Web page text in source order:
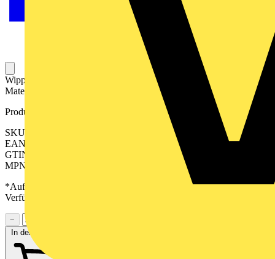
Wippe, Bronze gebürstet für Schalter 3fach Art.-Nr.: 5306 EU
Material: Metall, PVD-beschichtet Maße (B x H): 70 x 70 mm
Produktkennzeichen
SKU: BRG993
EAN: 4011377373754
GTIN: 4011377373754
MPN: BRG 993
*Auf Anfrage verfügbar - bitte in den Warenkorb legen, um
Verfügbarkeit zu prüfen
−
In den Warenkorb